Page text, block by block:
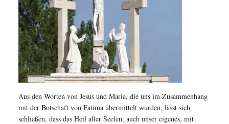
Aus den Worten von Jesus und Maria, die uns im Zusammenhang
mit der Botschaft von Fatima übermittelt wurden, lässt sich
schließen, dass das Heil aller Seelen, auch unser eigenes, mit